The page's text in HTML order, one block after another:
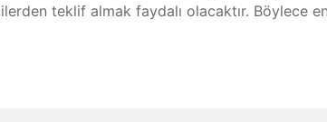
teklif almak faydalı olacaktır. Böylece